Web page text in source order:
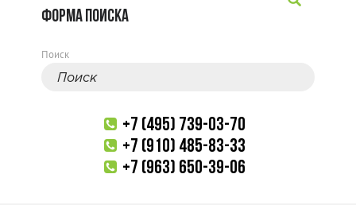
ФОРМА ПОИСКА
Поиск
+7 (495) 739-03-70
+7 (910) 485-83-33
+7 (963) 650-39-06